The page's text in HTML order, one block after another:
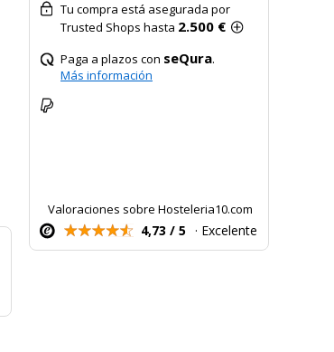
Tu compra está asegurada por
Trusted Shops hasta 2.500 €
Paga a plazos con seQura.
Más información
Valoraciones sobre Hosteleria10.com
4,73 / 5 · Excelente